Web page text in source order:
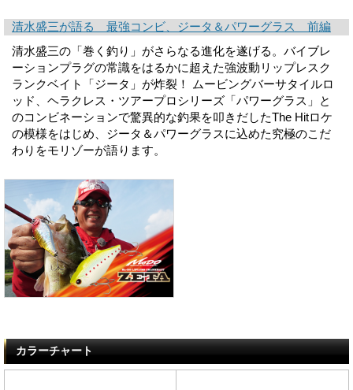
清水盛三が語る 最強コンビ、ジータ＆パワーグラス 前編
清水盛三の「巻く釣り」がさらなる進化を遂げる。バイブレ
ーションプラグの常識をはるかに超えた強波動リップレスク
ランクベイト「ジータ」が炸裂！ ムービングバーサタイルロ
ッド、ヘラクレス・ツアープロシリーズ「パワーグラス」と
のコンビネーションで驚異的な釣果を叩きだしたThe Hitロケ
の模様をはじめ、ジータ＆パワーグラスに込めた究極のこだ
わりをモリゾーが語ります。
カラーチャート